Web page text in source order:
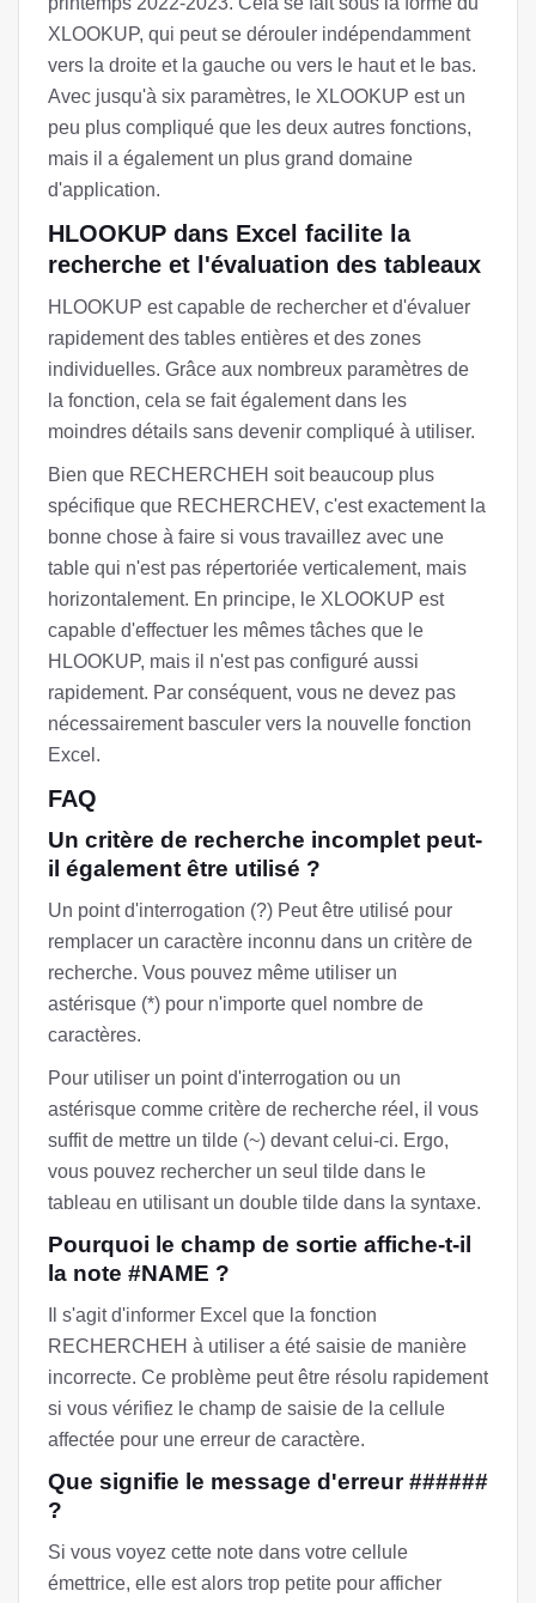
XLOOKUP, qui peut se dérouler indépendamment
vers la droite et la gauche ou vers le haut et le bas.
Avec jusqu'à six paramètres, le XLOOKUP est un
peu plus compliqué que les deux autres fonctions,
mais il a également un plus grand domaine
d'application.
HLOOKUP dans Excel facilite la
recherche et l'évaluation des tableaux
HLOOKUP est capable de rechercher et d'évaluer
rapidement des tables entières et des zones
individuelles. Grâce aux nombreux paramètres de
la fonction, cela se fait également dans les
moindres détails sans devenir compliqué à utiliser.
Bien que RECHERCHEH soit beaucoup plus
spécifique que RECHERCHEV, c'est exactement la
bonne chose à faire si vous travaillez avec une
table qui n'est pas répertoriée verticalement, mais
horizontalement. En principe, le XLOOKUP est
capable d'effectuer les mêmes tâches que le
HLOOKUP, mais il n'est pas configuré aussi
rapidement. Par conséquent, vous ne devez pas
nécessairement basculer vers la nouvelle fonction
Excel.
FAQ
Un critère de recherche incomplet peut-
il également être utilisé ?
Un point d'interrogation (?) Peut être utilisé pour
remplacer un caractère inconnu dans un critère de
recherche. Vous pouvez même utiliser un
astérisque (*) pour n'importe quel nombre de
caractères.
Pour utiliser un point d'interrogation ou un
astérisque comme critère de recherche réel, il vous
suffit de mettre un tilde (~) devant celui-ci. Ergo,
vous pouvez rechercher un seul tilde dans le
tableau en utilisant un double tilde dans la syntaxe.
Pourquoi le champ de sortie affiche-t-il
la note #NAME ?
Il s'agit d'informer Excel que la fonction
RECHERCHEH à utiliser a été saisie de manière
incorrecte. Ce problème peut être résolu rapidement
si vous vérifiez le champ de saisie de la cellule
affectée pour une erreur de caractère.
Que signifie le message d'erreur ######
?
Si vous voyez cette note dans votre cellule
émettrice, elle est alors trop petite pour afficher